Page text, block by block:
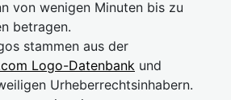
von wenigen Minuten bis zu
betragen.
stammen aus der
Logo-Datenbank und
Urheberrechtsinhabern.